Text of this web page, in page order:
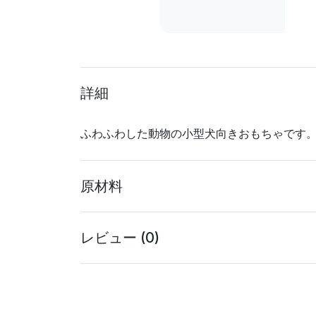
詳細
ふわふわした動物の小型犬向きおもちゃです
原材料
レビュー (0)